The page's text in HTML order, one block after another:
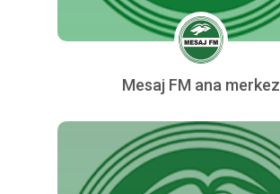
Mesaj FM ana merkez